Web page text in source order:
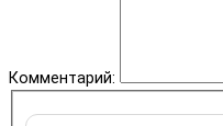
Комментарий: